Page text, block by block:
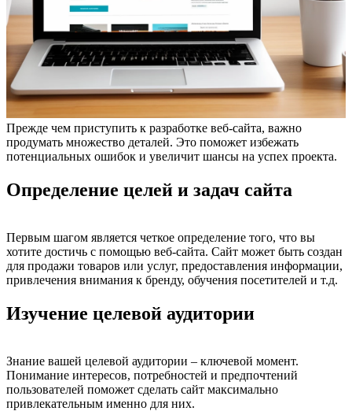
Прежде чем приступить к разработке веб-сайта, важно
продумать множество деталей. Это поможет избежать
потенциальных ошибок и увеличит шансы на успех проекта.
Определение целей и задач сайта
Первым шагом является четкое определение того, что вы
хотите достичь с помощью веб-сайта. Сайт может быть создан
для продажи товаров или услуг, предоставления информации,
привлечения внимания к бренду, обучения посетителей и т.д.
Изучение целевой аудитории
Знание вашей целевой аудитории – ключевой момент.
Понимание интересов, потребностей и предпочтений
пользователей поможет сделать сайт максимально
привлекательным именно для них.